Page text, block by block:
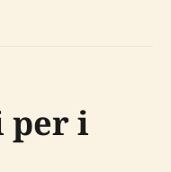
per i